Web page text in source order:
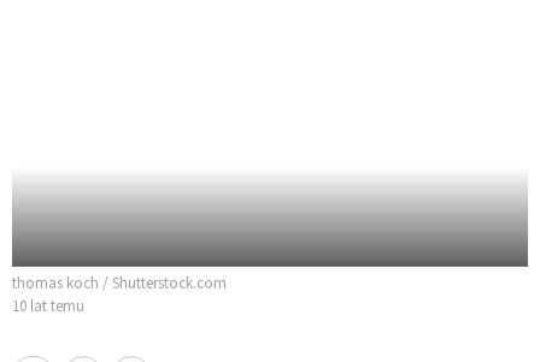
thomas koch / Shutterstock.com
10 lat temu